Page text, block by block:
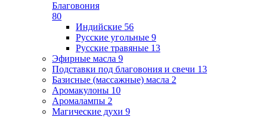
Благовония
80
Индийские 56
Русские угольные 9
Русские травяные 13
Эфирные масла 9
Подставки под благовония и свечи 13
Базисные (массажные) масла 2
Аромакулоны 10
Аромалампы 2
Магические духи 9